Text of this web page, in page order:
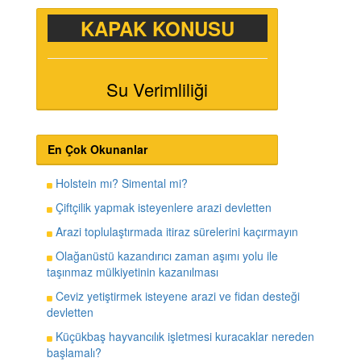
KAPAK KONUSU
Su Verimliliği
En Çok Okunanlar
Holstein mı? Simental mi?
Çiftçilik yapmak isteyenlere arazi devletten
Arazi toplulaştırmada itiraz sürelerini kaçırmayın
Olağanüstü kazandırıcı zaman aşımı yolu ile
taşınmaz mülkiyetinin kazanılması
Ceviz yetiştirmek isteyene arazi ve fidan desteği
devletten
Küçükbaş hayvancılık işletmesi kuracaklar nereden
başlamalı?